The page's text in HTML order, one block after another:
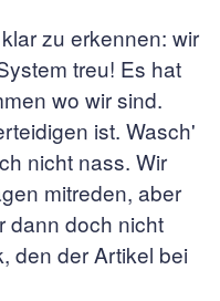
zu erkennen: wir
treu! Es hat
wo wir sind.
ist. Wasch'
nicht nass. Wir
mitreden, aber
dann doch nicht
den der Artikel bei